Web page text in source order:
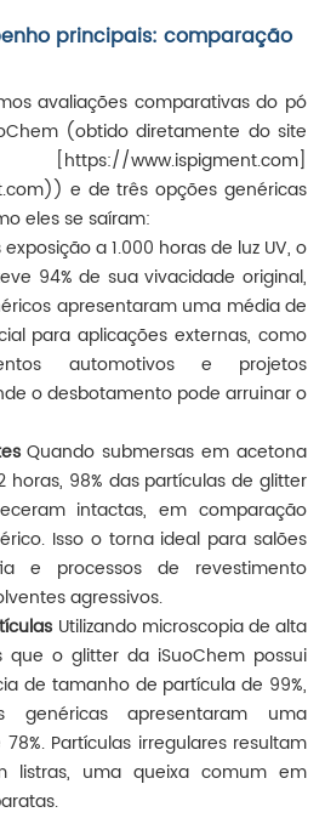
principais: comparação
avaliações comparativas do pó
(obtido diretamente do site
e de três opções genéricas
eles se saíram:
a 1.000 horas de luz UV, o
94% de sua vivacidade original,
apresentaram uma média de
para aplicações externas, como
automotivos e projetos
o desbotamento pode arruinar o
Quando submersas em acetona
horas, 98% das partículas de glitter
intactas, em comparação
Isso o torna ideal para salões
e processos de revestimento
agressivos.
Utilizando microscopia de alta
que o glitter da iSuoChem possui
de tamanho de partícula de 99%,
genéricas apresentaram uma
Partículas irregulares resultam
listras, uma queixa comum em